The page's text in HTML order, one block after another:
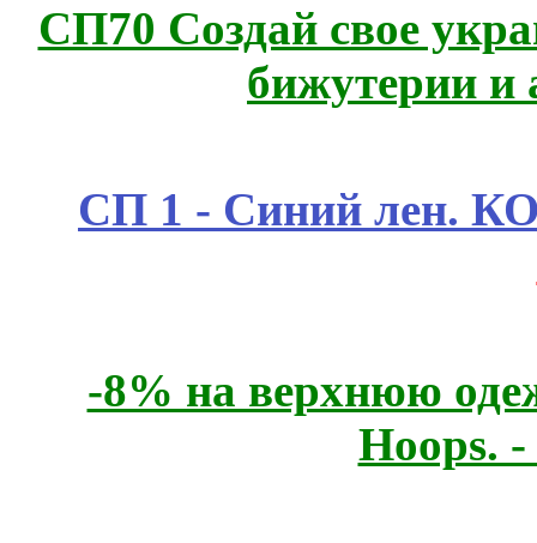
СП70 Создай свое
бижутерии и
СП 1 - Синий лен.
-8% на верхнюю
Hoops.